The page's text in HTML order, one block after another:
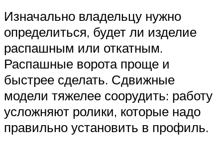
Изначально владельцу нужно
определиться, будет ли изделие
распашным или откатным.
Распашные ворота проще и
быстрее сделать. Сдвижные
модели тяжелее соорудить: работу
усложняют ролики, которые надо
правильно установить в профиль.